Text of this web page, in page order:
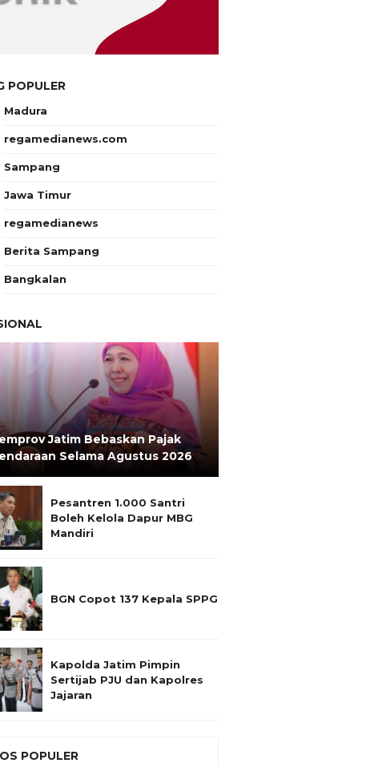
POPULER
Madura
regamedianews.com
Sampang
Jawa Timur
regamedianews
Berita Sampang
Bangkalan
Jatim Bebaskan Pajak
Selama Agustus 2026
Pesantren 1.000 Santri
Boleh Kelola Dapur MBG
Mandiri
BGN Copot 137 Kepala SPPG
Kapolda Jatim Pimpin
Sertijab PJU dan Kapolres
Jajaran
POPULER